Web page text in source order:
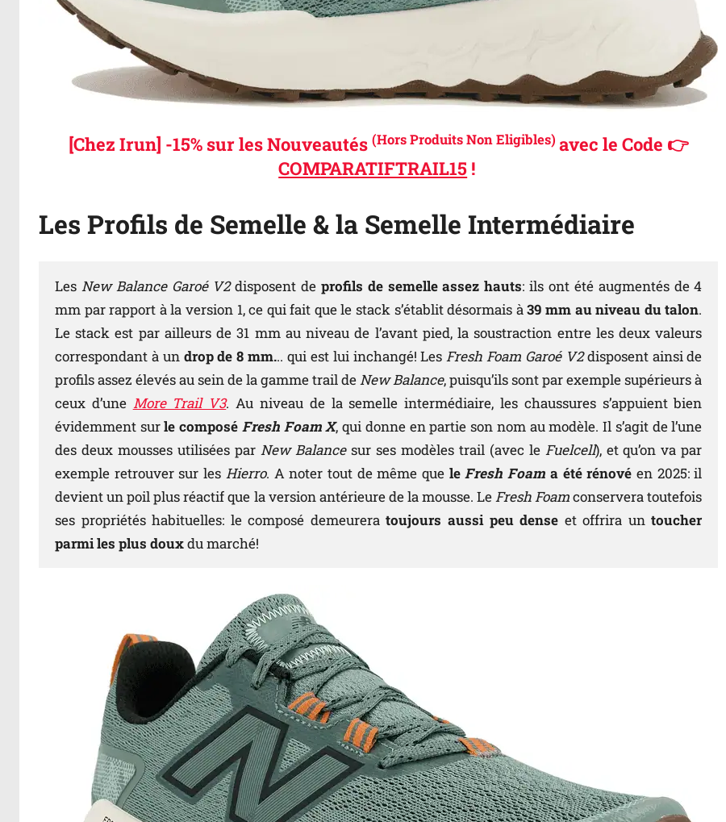
[Chez Irun] -15% sur les Nouveautés (Hors Produits Non Eligibles) avec le Code 👉
COMPARATIFTRAIL15 !
Les Profils de Semelle & la Semelle Intermédiaire
Les New Balance Garoé V2disposent de profils de semelle assez hauts: ils ont été augmentés de 4
mm par rapport à la version 1, ce qui fait que le stack s’établit désormais à39 mm au niveau du talon.
Le stack est par ailleurs de 31 mm au niveau de l’avant pied, la soustraction entre les deux valeurs
correspondant à un drop de 8 mm... qui est lui inchangé! LesFresh Foam Garoé V2disposent ainsi de
profils assez élevés au sein de la gamme trail deNew Balance, puisqu’ils sont par exemple supérieurs à
ceux d’une More Trail V3. Au niveau de la semelle intermédiaire, les chaussures s’appuient bien
évidemment surle composé Fresh Foam X, qui donne en partie son nom au modèle. Il s’agit de l’une
des deux mousses utilisées par New Balancesur ses modèles trail (avec le Fuelcell), et qu’on va par
exemple retrouver sur les Hierro. A noter tout de même que leFresh Foam a été rénové en 2025: il
devient un poil plus réactif que la version antérieure de la mousse. LeFresh Foamconservera toutefois
ses propriétés habituelles: le composé demeureratoujours aussi peu dense et offrira untoucher
parmi les plus douxdu marché!